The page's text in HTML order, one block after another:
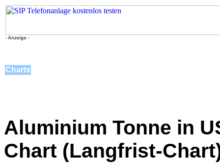
- Anzeige -
Charts
Aluminium Tonne in
Chart (Langfrist-